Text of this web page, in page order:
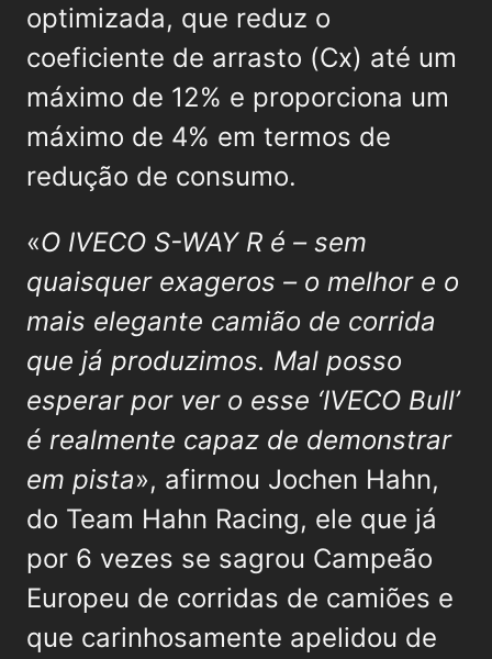
optimizada, que reduz o
coeficiente de arrasto (Cx) até um
máximo de 12% e proporciona um
máximo de 4% em termos de
redução de consumo.
«O IVECO S-WAY R é – sem
quaisquer exageros – o melhor e o
mais elegante camião de corrida
que já produzimos. Mal posso
esperar por ver o esse ‘IVECO Bull’
é realmente capaz de demonstrar
em pista», afirmou Jochen Hahn,
do Team Hahn Racing, ele que já
por 6 vezes se sagrou Campeão
Europeu de corridas de camiões e
que carinhosamente apelidou de